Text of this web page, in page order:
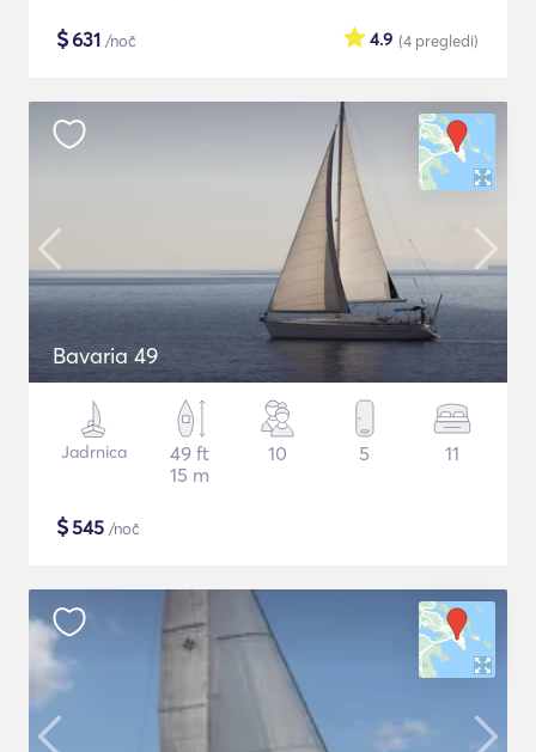
$631 /noč (4 pregledi)
4.9
Bavaria 49
Jadrnica
49 ft
15 m
10 5 11
$545 /noč